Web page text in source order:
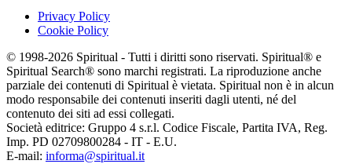
Privacy Policy
Cookie Policy
© 1998-2026 Spiritual - Tutti i diritti sono riservati. Spiritual® e
Spiritual Search® sono marchi registrati. La riproduzione anche
parziale dei contenuti di Spiritual è vietata. Spiritual non è in alcun
modo responsabile dei contenuti inseriti dagli utenti, né del
contenuto dei siti ad essi collegati.
Società editrice: Gruppo 4 s.r.l. Codice Fiscale, Partita IVA, Reg.
Imp. PD 02709800284 - IT - E.U.
E-mail: informa@spiritual.it